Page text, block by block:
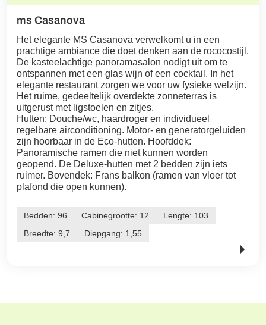
ms Casanova
Het elegante MS Casanova verwelkomt u in een
prachtige ambiance die doet denken aan de rococostijl.
De kasteelachtige panoramasalon nodigt uit om te
ontspannen met een glas wijn of een cocktail. In het
elegante restaurant zorgen we voor uw fysieke welzijn.
Het ruime, gedeeltelijk overdekte zonneterras is
uitgerust met ligstoelen en zitjes.
Hutten: Douche/wc, haardroger en individueel
regelbare airconditioning. Motor- en generatorgeluiden
zijn hoorbaar in de Eco-hutten. Hoofddek:
Panoramische ramen die niet kunnen worden
geopend. De Deluxe-hutten met 2 bedden zijn iets
ruimer. Bovendek: Frans balkon (ramen van vloer tot
plafond die open kunnen).
Bedden: 96 Cabinegrootte: 12
Lengte: 103
Breedte: 9,7
Diepgang: 1,55